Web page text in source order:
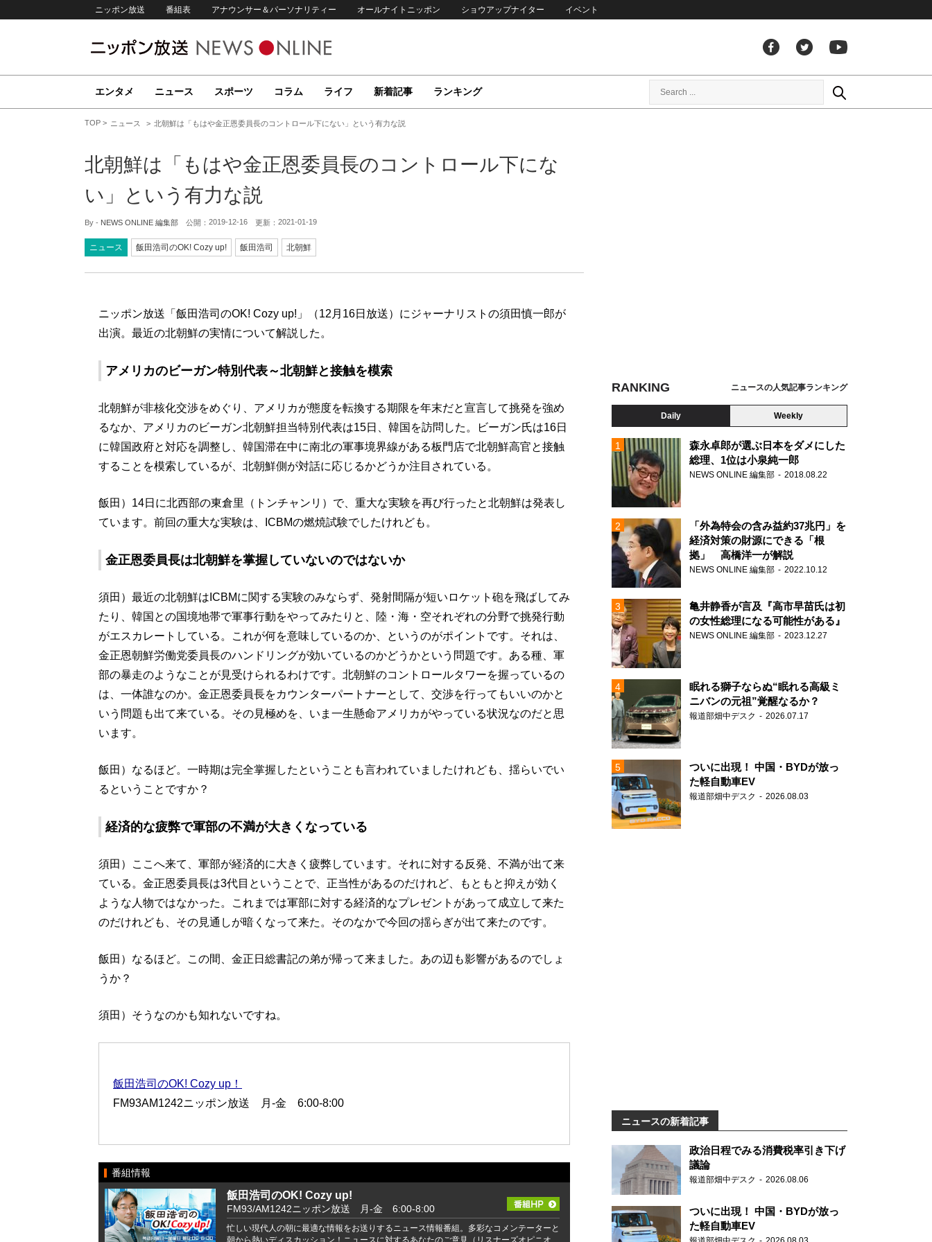
ニッポン放送 番組表 アナウンサー＆パーソナリティー オールナイトニッポン ショウアップナイター イベント
エンタメ ニュース スポーツ コラム ライフ 新着記事 ランキング
TOP ニュース 北朝鮮は「もはや金正恩委員長のコントロール下にない」という有力な説
北朝鮮は「もはや金正恩委員長のコントロール下にな
い」という有力な説
By - NEWS ONLINE 編集部 公開： 2019-12-16 更新： 2021-01-19
ニュース 飯田浩司のOK! Cozy up! 飯田浩司 北朝鮮
ニッポン放送「飯田浩司のOK! Cozy up!」（12月16日放送）にジャーナリストの須田慎一郎が
出演。最近の北朝鮮の実情について解説した。
アメリカのビーガン特別代表～北朝鮮と接触を模索
北朝鮮が非核化交渉をめぐり、アメリカが態度を転換する期限を年末だと宣言して挑発を強め
るなか、アメリカのビーガン北朝鮮担当特別代表は15日、韓国を訪問した。ビーガン氏は16日
に韓国政府と対応を調整し、韓国滞在中に南北の軍事境界線がある板門店で北朝鮮高官と接触
することを模索しているが、北朝鮮側が対話に応じるかどうか注目されている。
飯田）14日に北西部の東倉里（トンチャンリ）で、重大な実験を再び行ったと北朝鮮は発表し
ています。前回の重大な実験は、ICBMの燃焼試験でしたけれども。
金正恩委員長は北朝鮮を掌握していないのではないか
須田）最近の北朝鮮はICBMに関する実験のみならず、発射間隔が短いロケット砲を飛ばしてみ
たり、韓国との国境地帯で軍事行動をやってみたりと、陸・海・空それぞれの分野で挑発行動
がエスカレートしている。これが何を意味しているのか、というのがポイントです。それは、
金正恩朝鮮労働党委員長のハンドリングが効いているのかどうかという問題です。ある種、軍
部の暴走のようなことが見受けられるわけです。北朝鮮のコントロールタワーを握っているの
は、一体誰なのか。金正恩委員長をカウンターパートナーとして、交渉を行ってもいいのかと
いう問題も出て来ている。その見極めを、いま一生懸命アメリカがやっている状況なのだと思
います。
飯田）なるほど。一時期は完全掌握したということも言われていましたけれども、揺らいでい
るということですか？
経済的な疲弊で軍部の不満が大きくなっている
須田）ここへ来て、軍部が経済的に大きく疲弊しています。それに対する反発、不満が出て来
ている。金正恩委員長は3代目ということで、正当性があるのだけれど、もともと抑えが効く
ような人物ではなかった。これまでは軍部に対する経済的なプレゼントがあって成立して来た
のだけれども、その見通しが暗くなって来た。そのなかで今回の揺らぎが出て来たのです。
飯田）なるほど。この間、金正日総書記の弟が帰って来ました。あの辺も影響があるのでしょ
うか？
須田）そうなのかも知れないですね。
飯田浩司のOK! Cozy up！
FM93AM1242ニッポン放送 月-金 6:00-8:00
番組情報
飯田浩司のOK! Cozy up!
FM93/AM1242ニッポン放送 月-金 6:00-8:00
忙しい現代人の朝に最適な情報をお送りするニュース情報番組。多彩なコメンテーターと
朝から熱いディスカッション！ニュースに対するあなたのご意見（リスナーズオピニオ
RANKING ニュースの人気記事ランキング
Daily Weekly
森永卓郎が選ぶ日本をダメにした
総理、1位は小泉純一郎
NEWS ONLINE 編集部 2018.08.22
「外為特会の含み益約37兆円」を
経済対策の財源にできる「根
拠」 高橋洋一が解説
NEWS ONLINE 編集部 2022.10.12
亀井静香が言及『高市早苗氏は初
の女性総理になる可能性がある』
NEWS ONLINE 編集部 2023.12.27
眠れる獅子ならぬ“眠れる高級ミ
ニバンの元祖”覚醒なるか？
報道部畑中デスク 2026.07.17
ついに出現！ 中国・BYDが放っ
た軽自動車EV
報道部畑中デスク 2026.08.03
ニュースの新着記事
政治日程でみる消費税率引き下げ
議論
報道部畑中デスク 2026.08.06
ついに出現！ 中国・BYDが放っ
た軽自動車EV